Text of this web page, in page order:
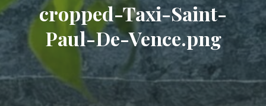
cropped-Taxi-Saint-
Paul-De-Vence.png